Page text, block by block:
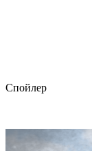
Спойлер